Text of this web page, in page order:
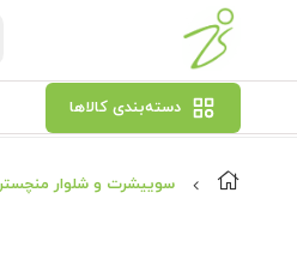
دسته‌بندی کالاها
سوییشرت و شلوار